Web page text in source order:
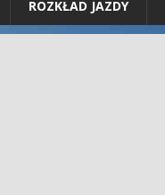
ROZKŁAD JAZDY